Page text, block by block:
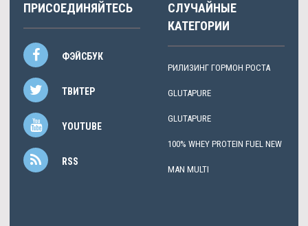
ПРИСОЕДИНЯЙТЕСЬ
ФЭЙСБУК
ТВИТЕР
YOUTUBE
RSS
СЛУЧАЙНЫЕ
КАТЕГОРИИ
РИЛИЗИНГ ГОРМОН РОСТА
GLUTAPURE
GLUTAPURE
100% WHEY PROTEIN FUEL NEW
MAN MULTI